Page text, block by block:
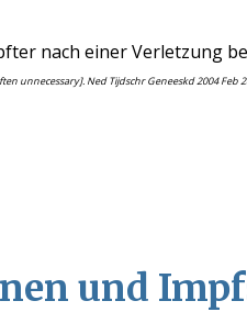
nach einer Verletzung
unnecessary]. Ned Tijdschr Geneeskd 2004 Feb
und